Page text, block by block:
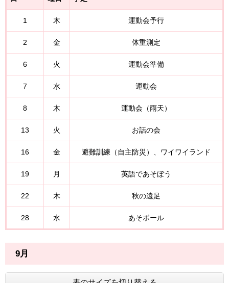
1 木 運動会予行
2 金 体重測定
6 火 運動会準備
7 水 運動会
8 木 運動会（雨天）
13 火 お話の会
16 金 避難訓練（自主防災）、ワイワイランド
19 月 英語であそぼう
22 木 秋の遠足
28 水 あそボール
9月